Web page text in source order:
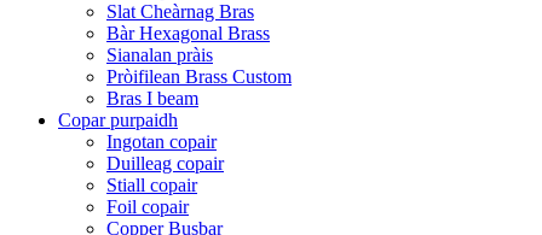
Slat Cheàrnag Bras
Bàr Hexagonal Brass
Sianalan pràis
Pròifilean Brass Custom
Bras I beam
Copar purpaidh
Ingotan copair
Duilleag copair
Stiall copair
Foil copair
Copper Busbar